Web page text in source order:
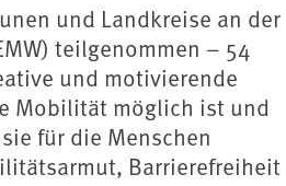
und Landkreise an der
teilgenommen – 54
und motivierende
Mobilität möglich ist und
für die Menschen
Barrierefreiheit